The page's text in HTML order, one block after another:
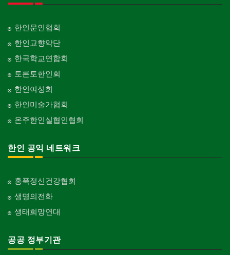
한인문인협회
한인교향악단
한국학교연합회
토론토한인회
한인여성회
한인미술가협회
온주한인실협인협회
한인 공익 네트워크
홍푹정신건강협회
생명의전화
생태희망연대
공공 정부기관